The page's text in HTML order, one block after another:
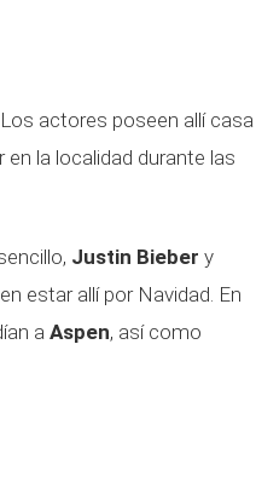
actores poseen allí casa
en la localidad durante las
Justin Bieber y
estar allí por Navidad. En
a Aspen, así como